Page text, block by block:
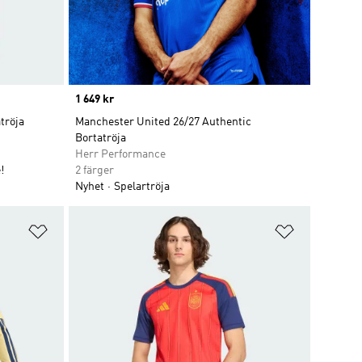
Price
1 649 kr
Manchester United 26/27 Authentic
Bortatröja
Herr Performance
2 färger
Nyhet
Spelartröja
Lägg till på önskelistan